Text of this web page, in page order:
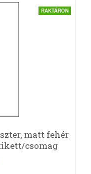
RAKTÁRON
matt fehér
csomag